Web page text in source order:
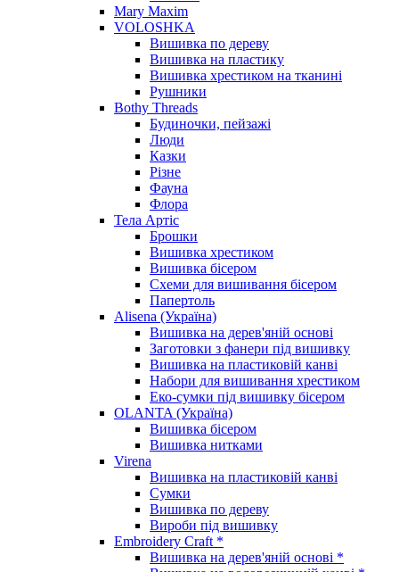
Mary Maxim
VOLOSHKA
Вишивка по дереву
Вишивка на пластику
Вишивка хрестиком на тканині
Рушники
Bothy Threads
Будиночки, пейзажі
Люди
Казки
Різне
Фауна
Флора
Тела Артіс
Брошки
Вишивка хрестиком
Вишивка бісером
Схеми для вишивання бісером
Папертоль
Alisena (Україна)
Вишивка на дерев'яній основі
Заготовки з фанери під вишивку
Вишивка на пластиковій канві
Набори для вишивання хрестиком
Еко-сумки під вишивку бісером
OLANTA (Україна)
Вишивка бісером
Вишивка нитками
Virena
Вишивка на пластиковій канві
Сумки
Вишивка по дереву
Вироби під вишивку
Embroidery Craft *
Вишивка на дерев'яній основі *